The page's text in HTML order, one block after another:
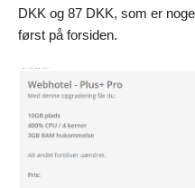
DKK og 87 DKK, som er
først på forsiden.